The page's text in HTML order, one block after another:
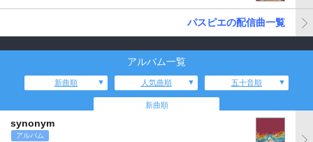
パスピエの配信曲一覧
アルバム一覧
新曲順 人気曲順 五十音順
新曲順
synonym
アルバム